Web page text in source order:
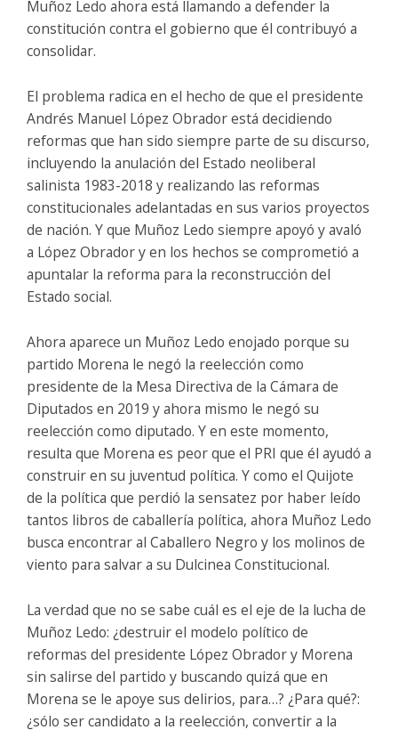
Muñoz Ledo ahora está llamando a defender la
constitución contra el gobierno que él contribuyó a
consolidar.
El problema radica en el hecho de que el presidente
Andrés Manuel López Obrador está decidiendo
reformas que han sido siempre parte de su discurso,
incluyendo la anulación del Estado neoliberal
salinista 1983-2018 y realizando las reformas
constitucionales adelantadas en sus varios proyectos
de nación. Y que Muñoz Ledo siempre apoyó y avaló
a López Obrador y en los hechos se comprometió a
apuntalar la reforma para la reconstrucción del
Estado social.
Ahora aparece un Muñoz Ledo enojado porque su
partido Morena le negó la reelección como
presidente de la Mesa Directiva de la Cámara de
Diputados en 2019 y ahora mismo le negó su
reelección como diputado. Y en este momento,
resulta que Morena es peor que el PRI que él ayudó a
construir en su juventud política. Y como el Quijote
de la política que perdió la sensatez por haber leído
tantos libros de caballería política, ahora Muñoz Ledo
busca encontrar al Caballero Negro y los molinos de
viento para salvar a su Dulcinea Constitucional.
La verdad que no se sabe cuál es el eje de la lucha de
Muñoz Ledo: ¿destruir el modelo político de
reformas del presidente López Obrador y Morena
sin salirse del partido y buscando quizá que en
Morena se le apoye sus delirios, para…? ¿Para qué?:
¿sólo ser candidato a la reelección, convertir a la